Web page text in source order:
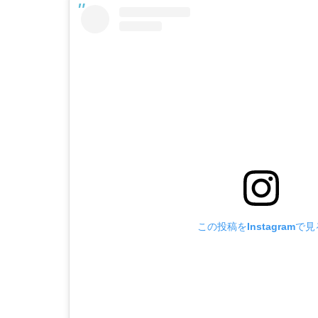
この投稿をInstagramで見